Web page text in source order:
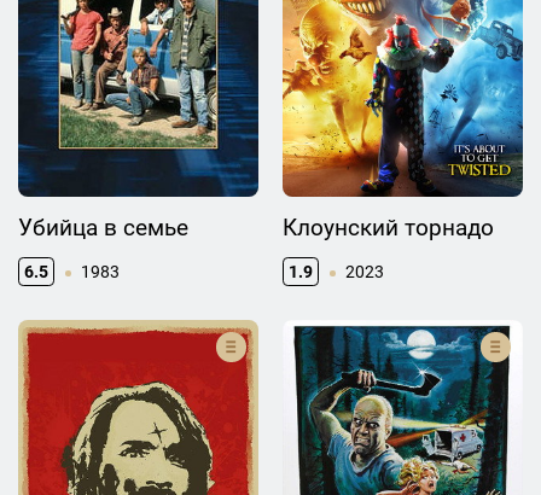
Убийца в семье
6.5 1983
Клоунский торнадо
1.9 2023